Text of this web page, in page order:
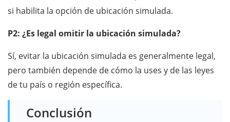
si habilita la opción de ubicación simulada.
P2: ¿Es legal omitir la ubicación simulada?
Sí, evitar la ubicación simulada es generalmente legal,
pero también depende de cómo la uses y de las leyes
de tu país o región específica.
Conclusión